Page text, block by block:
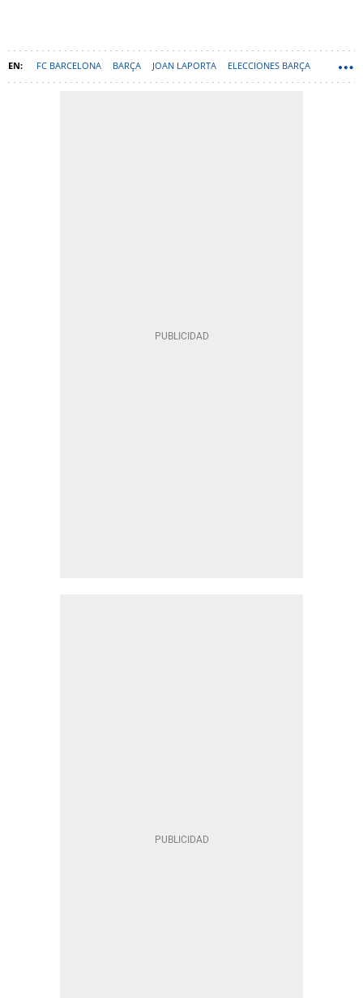
FC BARCELONA BARÇA JOAN LAPORTA ELECCIONES BARÇA